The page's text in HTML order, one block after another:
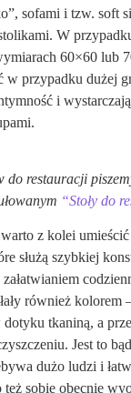
sofami i tzw. soft
W
60×60 lub
w przypadku dużej
i
do restauracji
“Stoły do
z kolei
służą szybkiej
również kolorem
tkaniną, a
Jest to
dużo ludzi i
sobie obecnie